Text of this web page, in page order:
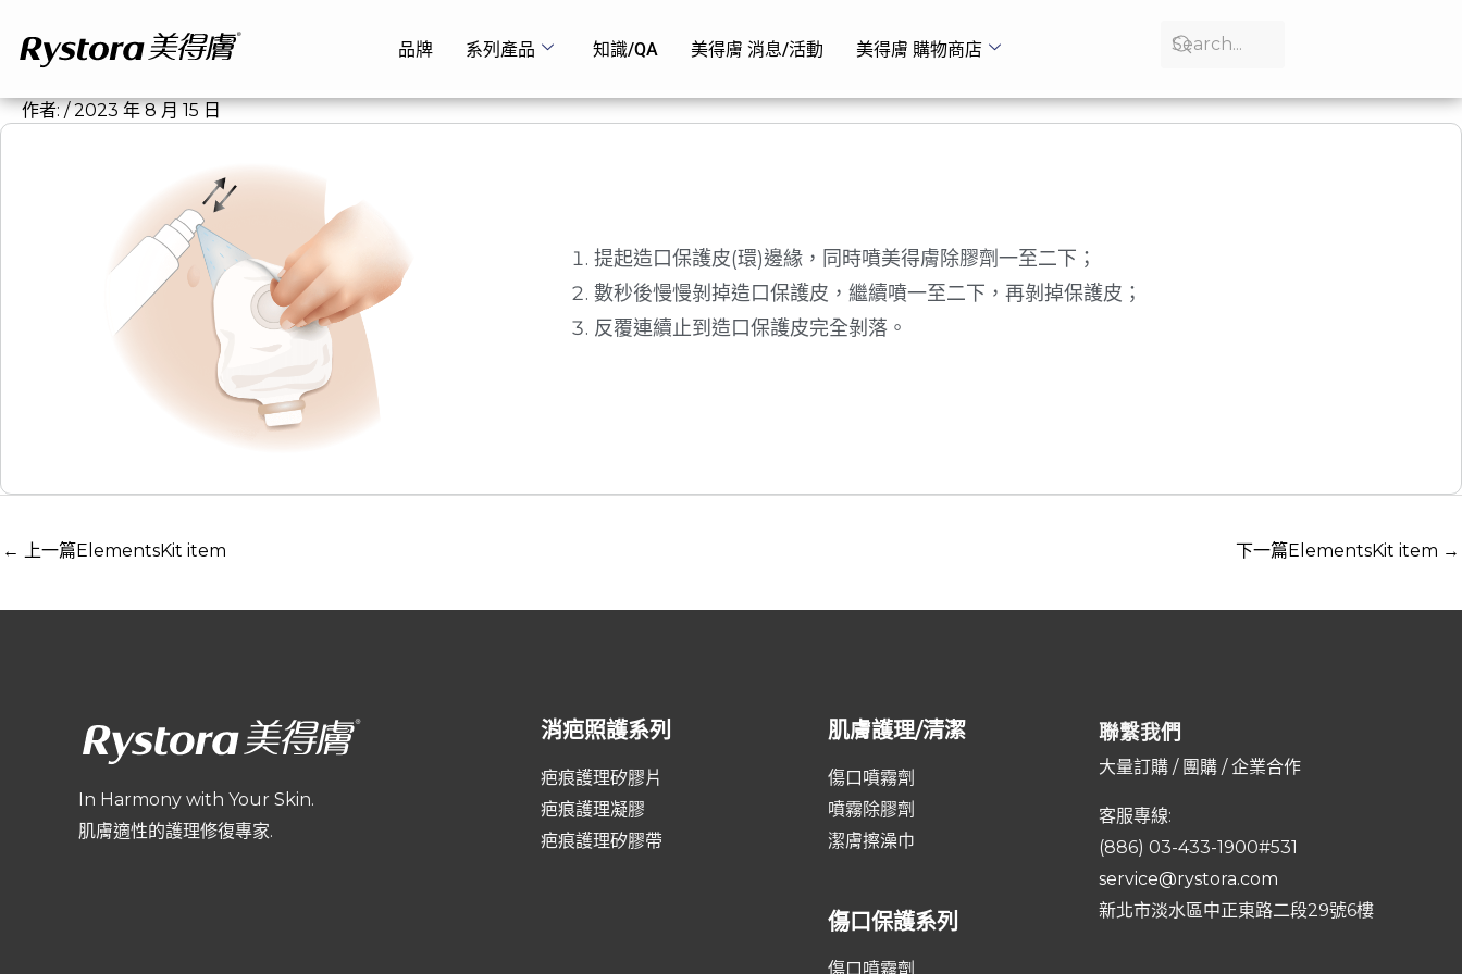
要
品牌 系列產品 知識/QA 美得膚 消息/活動 美得膚 購物商店
作者:/2023 年 8 月 15 日
提起造口保護皮(環)邊緣，同時噴美得膚除膠劑一至二下；
數秒後慢慢剝掉造口保護皮，繼續噴一至二下，再剝掉保護皮；
反覆連續止到造口保護皮完全剝落。
← 上一篇ElementsKit item 下一篇ElementsKit item →
In Harmony with Your Skin.
肌膚適性的護理修復專家.
消疤照護系列
疤痕護理矽膠片
疤痕護理凝膠
疤痕護理矽膠帶
肌膚護理/清潔
傷口噴霧劑
噴霧除膠劑
潔膚擦澡巾
傷口保護系列
傷口噴霧劑
聯繫我們
大量訂購 / 團購 / 企業合作
客服專線:
(886) 03-433-1900#531
service@rystora.com
新北市淡水區中正東路二段29號6樓